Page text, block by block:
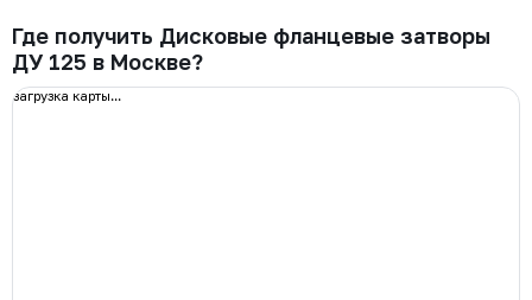
Где получить Дисковые фланцевые затворы
ДУ 125 в Москве?
загрузка карты...